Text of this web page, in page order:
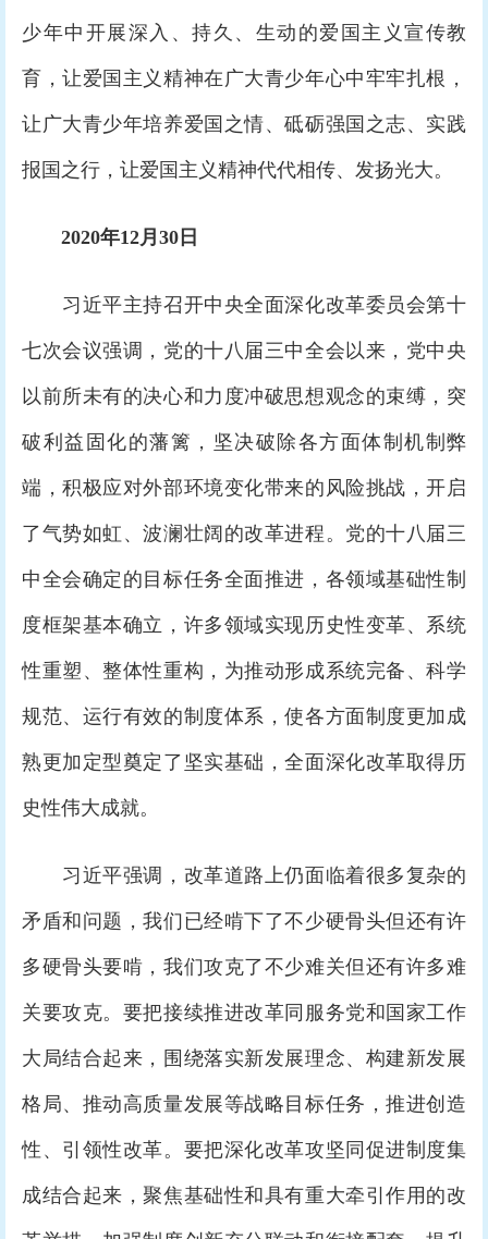
少年中开展深入、持久、生动的爱国主义宣传教
育，让爱国主义精神在广大青少年心中牢牢扎根，
让广大青少年培养爱国之情、砥砺强国之志、实践
报国之行，让爱国主义精神代代相传、发扬光大。
2020年12月30日
习近平主持召开中央全面深化改革委员会第十
七次会议强调，党的十八届三中全会以来，党中央
以前所未有的决心和力度冲破思想观念的束缚，突
破利益固化的藩篱，坚决破除各方面体制机制弊
端，积极应对外部环境变化带来的风险挑战，开启
了气势如虹、波澜壮阔的改革进程。党的十八届三
中全会确定的目标任务全面推进，各领域基础性制
度框架基本确立，许多领域实现历史性变革、系统
性重塑、整体性重构，为推动形成系统完备、科学
规范、运行有效的制度体系，使各方面制度更加成
熟更加定型奠定了坚实基础，全面深化改革取得历
史性伟大成就。
习近平强调，改革道路上仍面临着很多复杂的
矛盾和问题，我们已经啃下了不少硬骨头但还有许
多硬骨头要啃，我们攻克了不少难关但还有许多难
关要攻克。要把接续推进改革同服务党和国家工作
大局结合起来，围绕落实新发展理念、构建新发展
格局、推动高质量发展等战略目标任务，推进创造
性、引领性改革。要把深化改革攻坚同促进制度集
成结合起来，聚焦基础性和具有重大牵引作用的改